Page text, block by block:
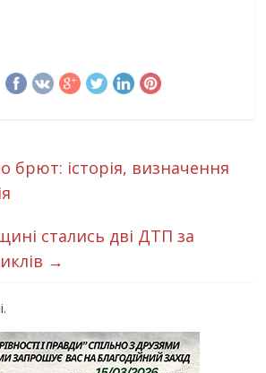
брют: історія, визначення
стались дві ДТП за
→